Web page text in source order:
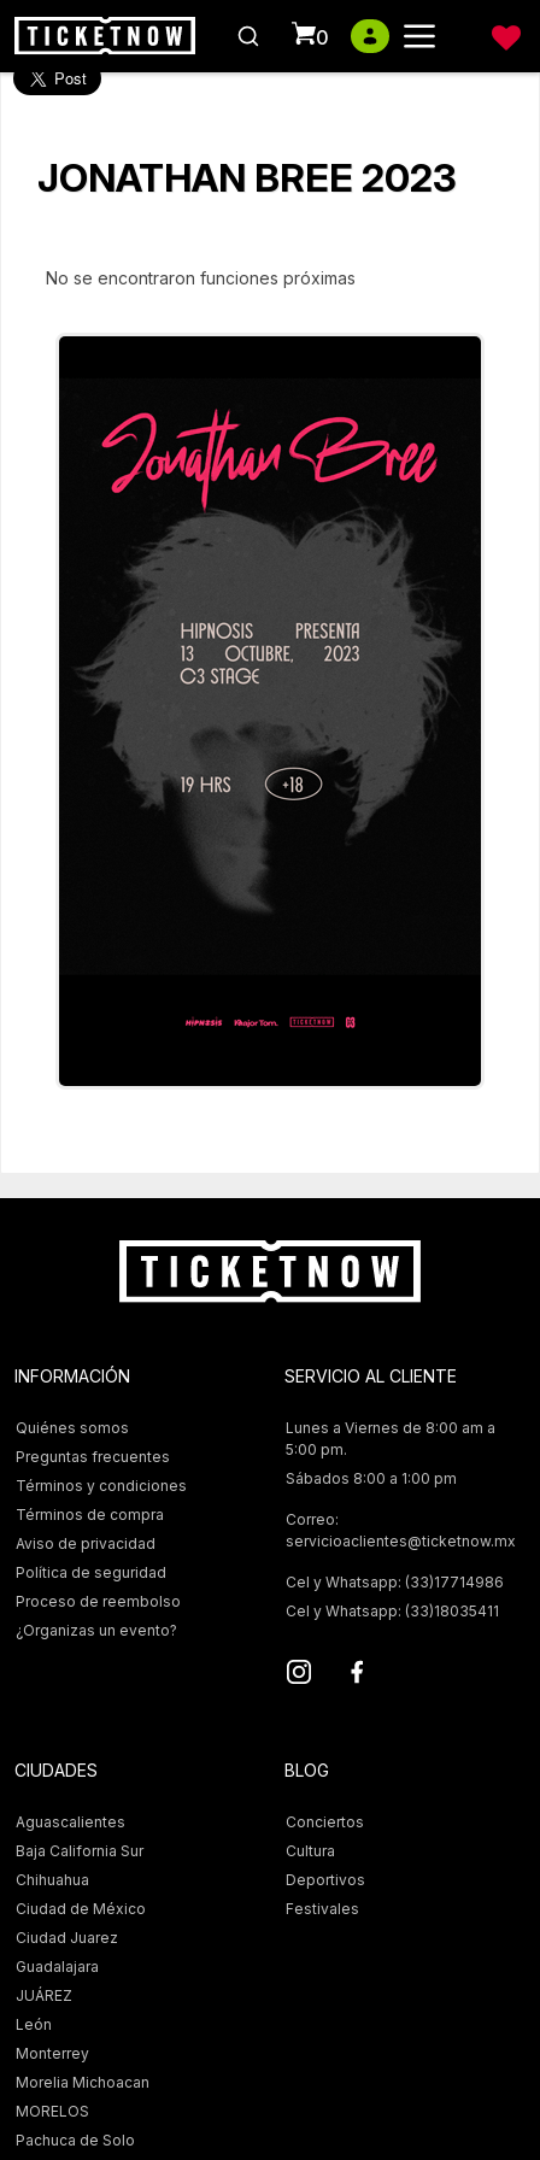
0
JONATHAN BREE 2023
No se encontraron funciones próximas
INFORMACIÓN
Quiénes somos
Preguntas frecuentes
Términos y condiciones
Términos de compra
Aviso de privacidad
Política de seguridad
Proceso de reembolso
¿Organizas un evento?
SERVICIO AL CLIENTE
Lunes a Viernes de 8:00 am a
5:00 pm.
Sábados 8:00 a 1:00 pm
Correo:
servicioaclientes@ticketnow.mx
Cel y Whatsapp: (33)17714986
Cel y Whatsapp: (33)18035411
CIUDADES
Aguascalientes
Baja California Sur
Chihuahua
Ciudad de México
Ciudad Juarez
Guadalajara
JUÁREZ
León
Monterrey
Morelia Michoacan
MORELOS
Pachuca de Solo
BLOG
Conciertos
Cultura
Deportivos
Festivales